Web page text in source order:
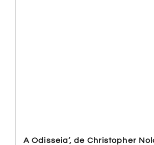
A Odisseia’, de Christopher